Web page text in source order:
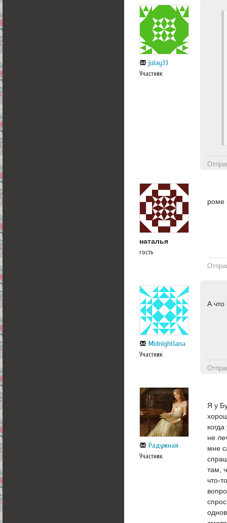
julay33
Участник
наталья
гость
роме
Midnightlana
Участник
А что
Радужная
Участник
Я у
не
мне
там,
что-